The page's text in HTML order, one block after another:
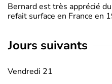
Bernard est très apprécié
refait surface en France en
jours suivants
Vendredi 21